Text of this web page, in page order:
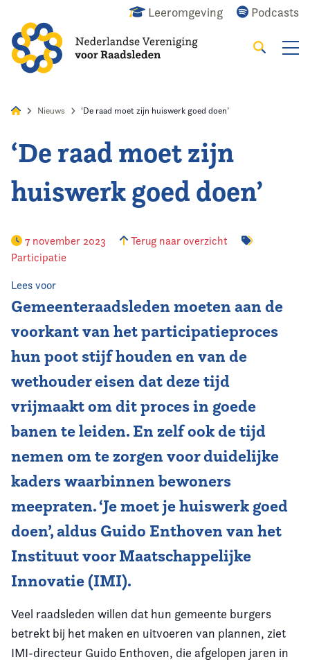
Leeromgeving Podcasts
Zoeken
Home
Agenda
Opleiding
Kennis & Informatie
Vereniging
Contact
Nieuws ‘De raad moet zijn huiswerk goed doen’
‘De raad moet zijn
huiswerk goed doen’
7 november 2023
Terug naar overzicht
Participatie
Lees voor
Gemeenteraadsleden moeten aan de
voorkant van het participatieproces
hun poot stijf houden en van de
wethouder eisen dat deze tijd
vrijmaakt om dit proces in goede
banen te leiden. En zelf ook de tijd
nemen om te zorgen voor duidelijke
kaders waarbinnen bewoners
meepraten. ‘Je moet je huiswerk goed
doen’, aldus Guido Enthoven van het
Instituut voor Maatschappelijke
Innovatie (IMI).
Veel raadsleden willen dat hun gemeente burgers
betrekt bij het maken en uitvoeren van plannen, ziet
IMI-directeur Guido Enthoven, die afgelopen jaren in